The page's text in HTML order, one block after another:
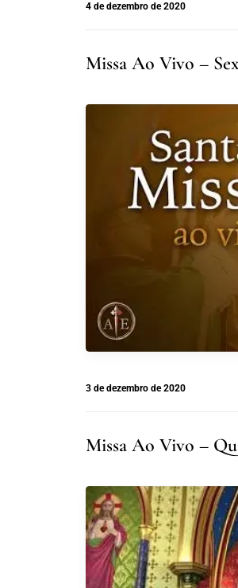
4 de dezembro de 2020
Missa Ao Vivo –
3 de dezembro de 2020
Missa Ao Vivo –